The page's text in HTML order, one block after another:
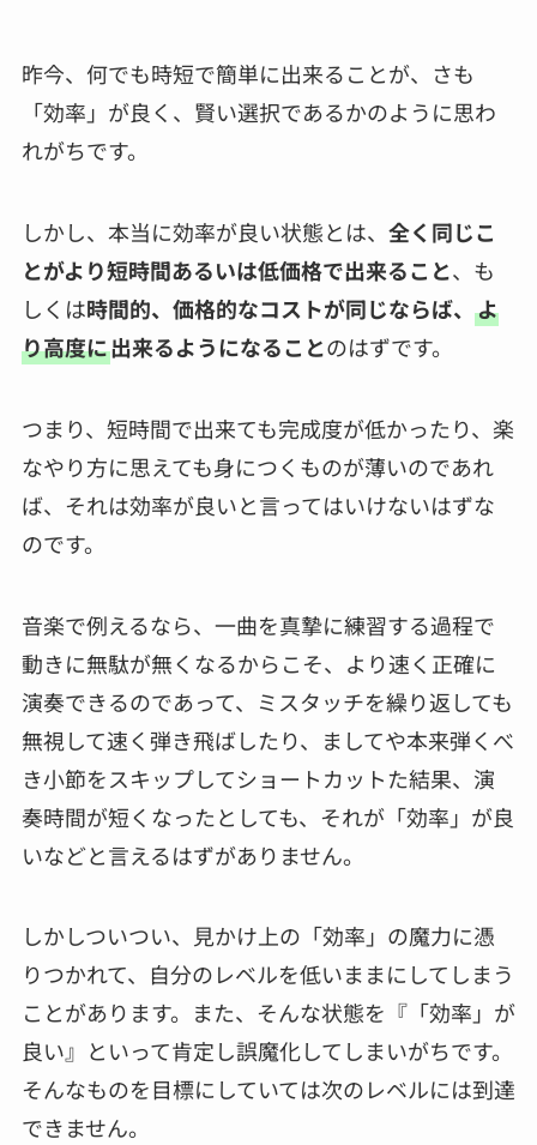
昨今、何でも時短で簡単に出来ることが、さも
「効率」が良く、賢い選択であるかのように思わ
れがちです。
しかし、本当に効率が良い状態とは、 全く同じこ
とがより短時間あるいは低価格で出来ること、も
しくは時間的、価格的なコストが同じならば、 よ
り高度に出来るようになることのはずです。
つまり、短時間で出来ても完成度が低かったり、楽
なやり方に思えても身につくものが薄いのであれ
ば、それは効率が良いと言ってはいけないはずな
のです。
音楽で例えるなら、一曲を真摯に練習する過程で
動きに無駄が無くなるからこそ、より速く正確に
演奏できるのであって、ミスタッチを繰り返しても
無視して速く弾き飛ばしたり、ましてや本来弾くべ
き小節をスキップしてショートカットた結果、演
奏時間が短くなったとしても、それが「効率」が良
いなどと言えるはずがありません。
しかしついつい、見かけ上の「効率」の魔力に憑
りつかれて、自分のレベルを低いままにしてしまう
ことがあります。また、そんな状態を『「効率」が
良い』といって肯定し誤魔化してしまいがちです。
そんなものを目標にしていては次のレベルには到達
できません。